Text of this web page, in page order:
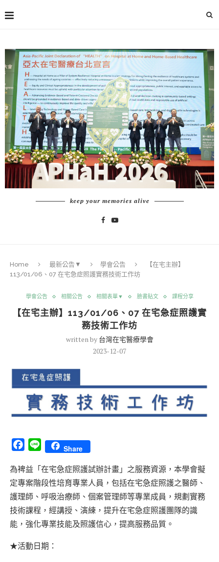
keep your memories alive
Home 最新公告▼ 學會公告
【在宅主辦】
113/01/06、07 在宅急症照護實務技術工作坊
學會公告 相關公告 相關表單▼ 臉書貼文 課程分享
【在宅主辦】113/01/06、07 在宅急症照護實
務技術工作坊
written by 台灣在宅醫療學會
2023-12-07
Facebook
Line Share
為裨益「在宅急症照護試辦計畫」之服務資源，本學會擬
定專案階段性培育專業人員，包括在宅急症照護之醫師、
護理師、呼吸治療師、個案管理師等專業成員，規劃實務
技術課程，經講授、演練，提升在宅急症照護團隊的識
能，強化專業技能及照護信心，提高服務品質。
★活動日期：